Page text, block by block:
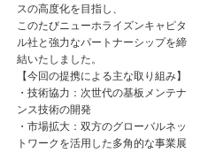
スの高度化を目指し、
このたびニューホライズンキャピタ
ル社と強力なパートナーシップを締
結いたしました。
【今回の提携による主な取り組み】
・技術協力：次世代の基板メンテナ
ンス技術の開発
・市場拡大：双方のグローバルネッ
トワークを活用した多角的な事業展